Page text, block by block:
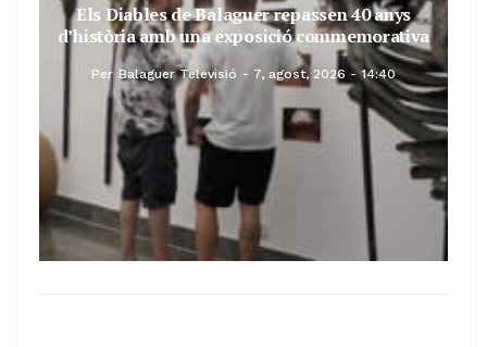
Els Diables de Balaguer repassen 40 anys
d’història amb una exposició commemorativa
Per Balaguer Televisió 7, agost, 2026 - 14:40